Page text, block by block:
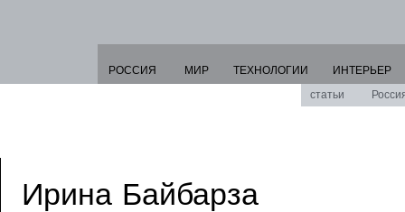
РОССИЯ МИР ТЕХНОЛОГИИ
ИНТЕРЬЕР
статьи
Ирина Байбарза